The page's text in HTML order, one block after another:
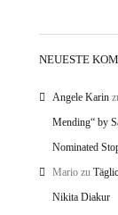
NEUESTE
Angele Karin
Mending“ by
Nominated
Mario zu
Nikita Diakur